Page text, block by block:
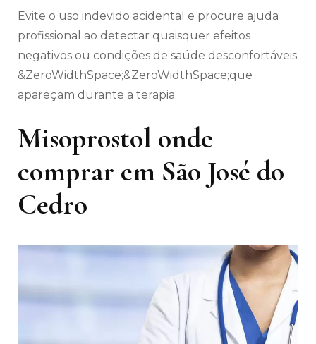
Evite o uso indevido acidental e procure ajuda
profissional ao detectar quaisquer efeitos
negativos ou condições de saúde desconfortáveis
&ZeroWidthSpace;&ZeroWidthSpace;que
apareçam durante a terapia.
Misoprostol onde
comprar em São José do
Cedro